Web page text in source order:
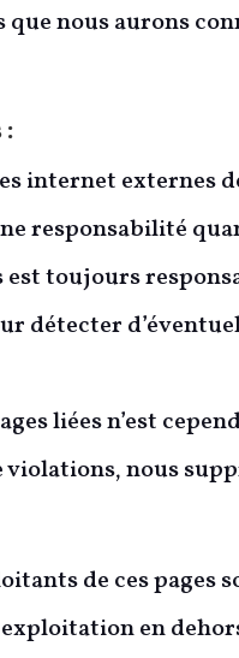
que nous aurons
internet externes
responsabilité
toujours
détecter
liées n’est
violations, nous
de ces pages
en